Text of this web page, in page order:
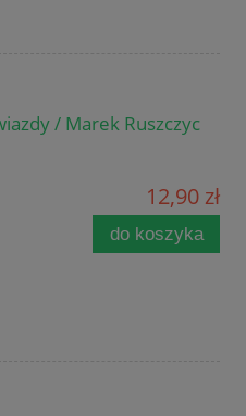
/ Marek Ruszczyc
12,90 zł
do koszyka